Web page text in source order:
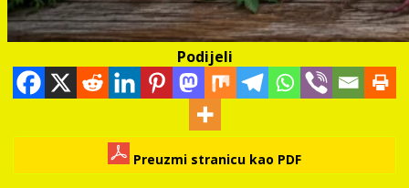
Podijeli
Preuzmi stranicu kao PDF